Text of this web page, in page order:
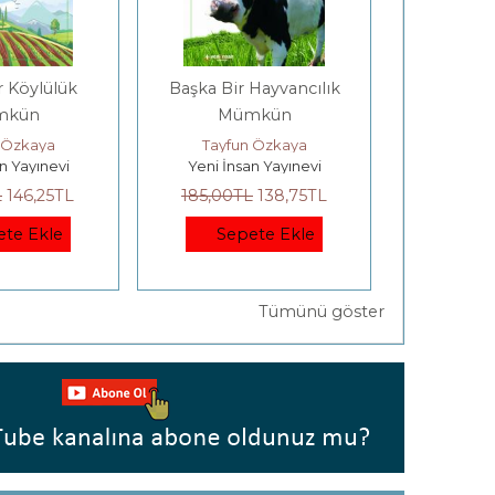
Köylülük
Yayınevi
146,25TL
Ekle
Başka Bir Hayvancılık
Mümkün
Tayfun Özkaya
Yeni İnsan Yayınevi
185,00TL 138,75TL
Sepete Ekle
Tümünü göster